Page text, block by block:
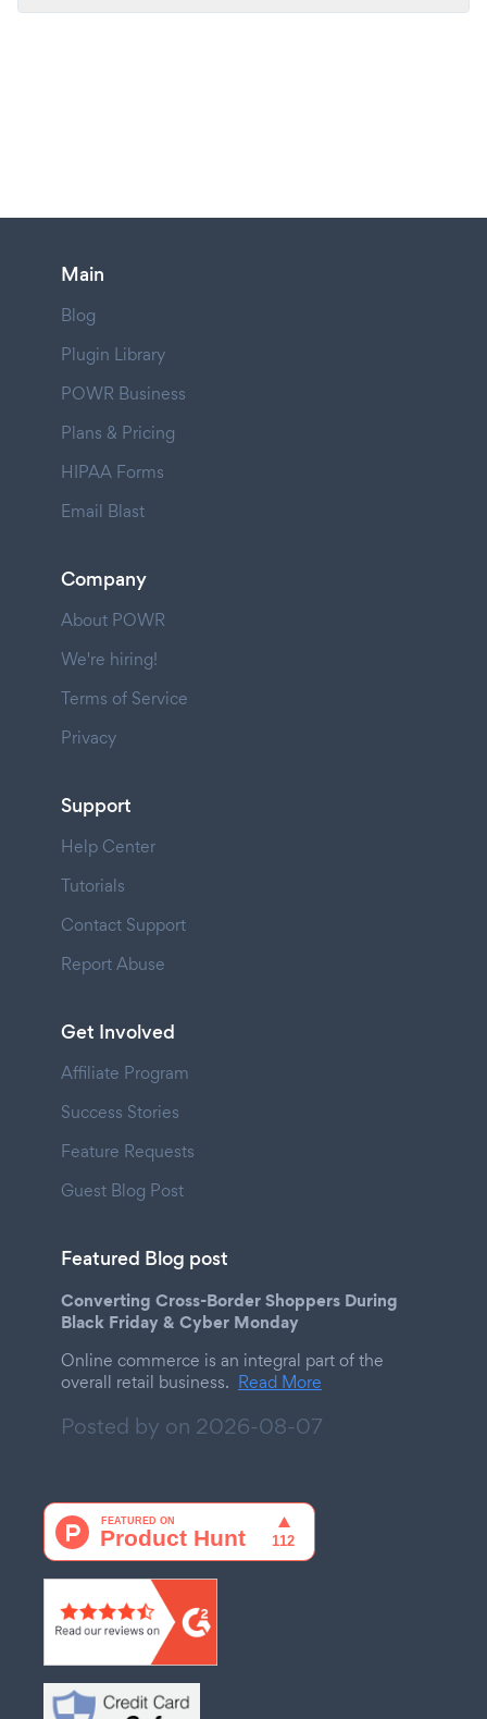
Main
Blog
Plugin Library
POWR Business
Plans & Pricing
HIPAA Forms
Email Blast
Company
About POWR
We're hiring!
Terms of Service
Privacy
Support
Help Center
Tutorials
Contact Support
Report Abuse
Get Involved
Affiliate Program
Success Stories
Feature Requests
Guest Blog Post
Featured Blog post
Converting Cross-Border Shoppers During
Black Friday & Cyber Monday
Online commerce is an integral part of the
overall retail business. Read More
Posted by on 2026-08-07